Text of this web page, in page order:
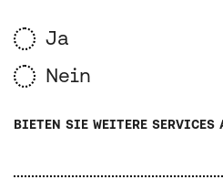
Ja
Nein
BIETEN SIE WEITERE SERVICES